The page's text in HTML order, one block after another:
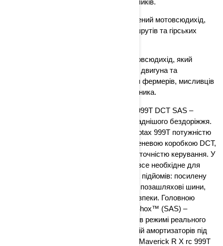
перегонів і найекстремальніших викликів.
Maverick Trail – компактний і маневрений мотовсюдихід,
ідеальний для вузьких лісових маршрутів та гірських
Traxter (Defender) – утилітарний мотовсюдихід, який
поєднує комфорт кабіни, потужність двигуна та
вантажопідйомність. Незамінний для фермерів, мисливців
та тих, хто потребує надійного помічника.
Особливо вирізняється Maverick R 999T DCT SAS –
потужний мотовсюдихід для найскладнішого бездоріжжя.
Оснащений турбованим двигуном Rotax 999T потужністю
близько 240 к.с. та сучасною 7-ступеневою коробкою DCT,
він поєднує надзвичайну динаміку з точністю керування. У
комплектації X rc модель отримала все необхідне для
подолання кам’янистих трас і крутих підйомів: посилену
підвіску з довгим ходом, 35-дюймові позашляхові шини,
захист днища та 4-точкові ремені безпеки. Головною
інновацією стала технологія Smart-Shox™ (SAS) –
адаптивна система амортизації, яка в режимі реального
часу підлаштовує стиснення та відбій амортизаторів під
рельєф і стиль їзди. Завдяки цьому Maverick R X rc 999T